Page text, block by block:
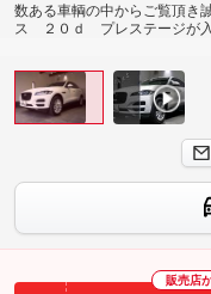
数ある車輌の中からご覧頂き
ス ２０ｄ プレステージが入
販売店